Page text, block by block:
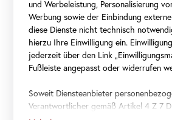
Österreichische
Galerie
Belvedere
Heute 9 bis 19 Uhr
Heute 10 bis 18 Uhr
Heute 11 bis 21 Uhr
Es gibt immer gute Gründe,
zu entdecken. Neben der
berühmtenSammlung mit
Gustav Klimt erwarten Sie
Sonderausstellungen an allen
Erleben Sie ein vielseitiges
einen anregenden Austausch
und Werbeleistung, Personalisierung
Werbung sowie der Einbindung
diese Dienste nicht technisch
hierzu Ihre Einwilligung ein.
jederzeit über den Link
Fußleiste angepasst oder widerrufen
Soweit Diensteanbieter
Verantwortlicher gemäß Artikel 4 Z 7